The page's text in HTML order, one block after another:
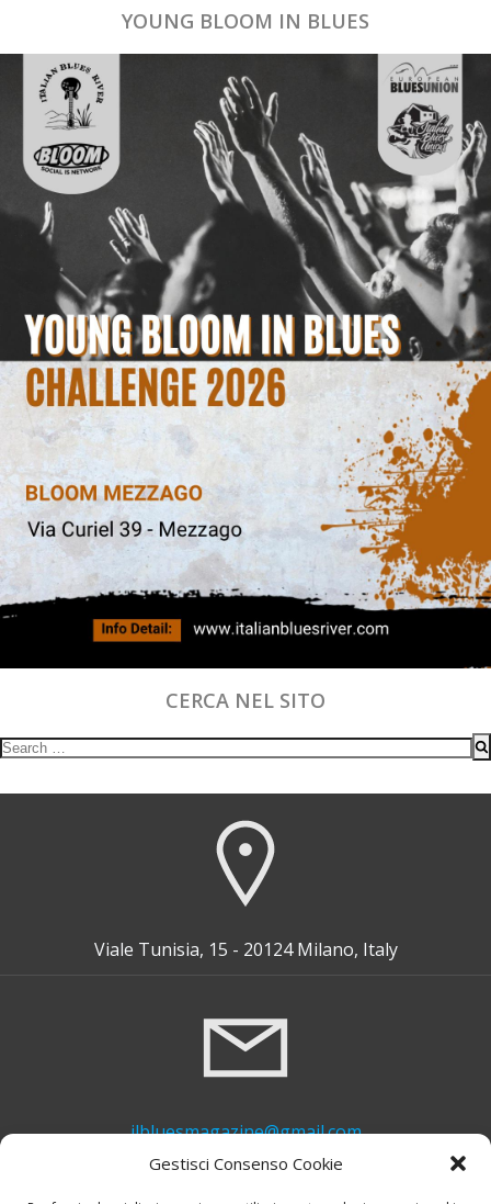
Gestisci Consenso Cookie
YOUNG BLOOM IN BLUES
CERCA NEL SITO
Search
Viale Tunisia, 15 - 20124 Milano, Italy
ilbluesmagazine@gmail.com